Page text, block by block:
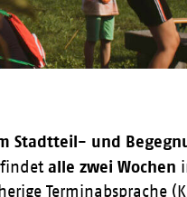
Stadtteil- und
findetalle zwei Wochen
Terminabsprache